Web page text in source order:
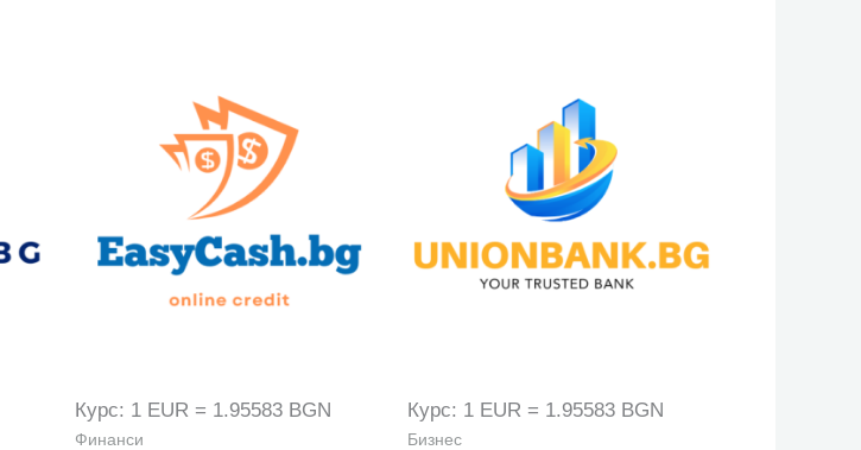
Курс: 1 EUR = 1.95583 BGN
Финанси
Курс: 1 EUR = 1.95583 BGN
Бизнес